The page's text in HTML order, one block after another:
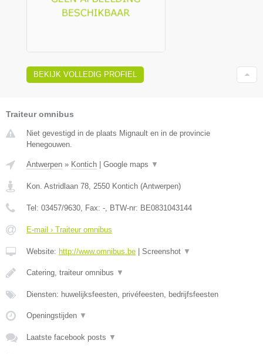
BEKIJK VOLLEDIG PROFIEL
Traiteur omnibus
Niet gevestigd in de plaats Mignault en in de provincie
Henegouwen.
Antwerpen » Kontich Google maps ▼
Kon. Astridlaan 78, 2550 Kontich (Antwerpen)
Tel: 03457/9630, Fax: -, BTW-nr: BE0831043144
E-mail › Traiteur omnibus
Website: http://www.omnibus.be Screenshot ▼
Catering, traiteur omnibus ▼
Diensten: huwelijksfeesten, privéfeesten, bedrijfsfeesten
Openingstijden ▼
Laatste facebook posts ▼